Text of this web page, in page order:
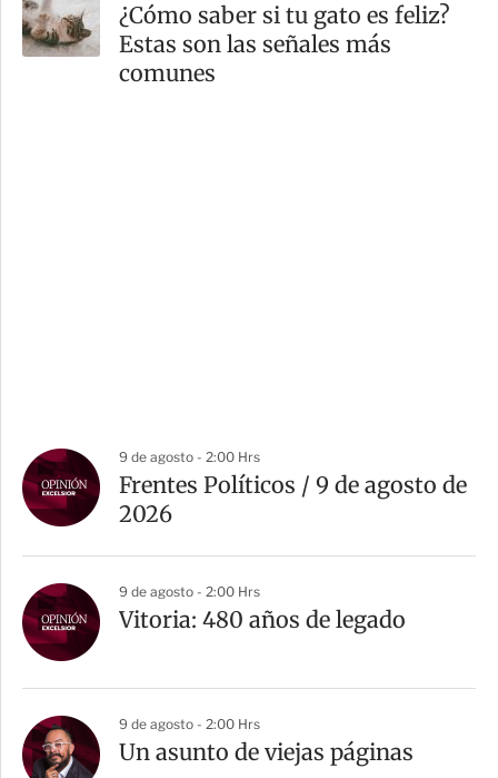
¿Cómo saber si tu gato es feliz?
Estas son las señales más
comunes
9 de agosto - 2:00 Hrs
Frentes Políticos / 9 de agosto de
2026
9 de agosto - 2:00 Hrs
Vitoria: 480 años de legado
9 de agosto - 2:00 Hrs
Un asunto de viejas páginas